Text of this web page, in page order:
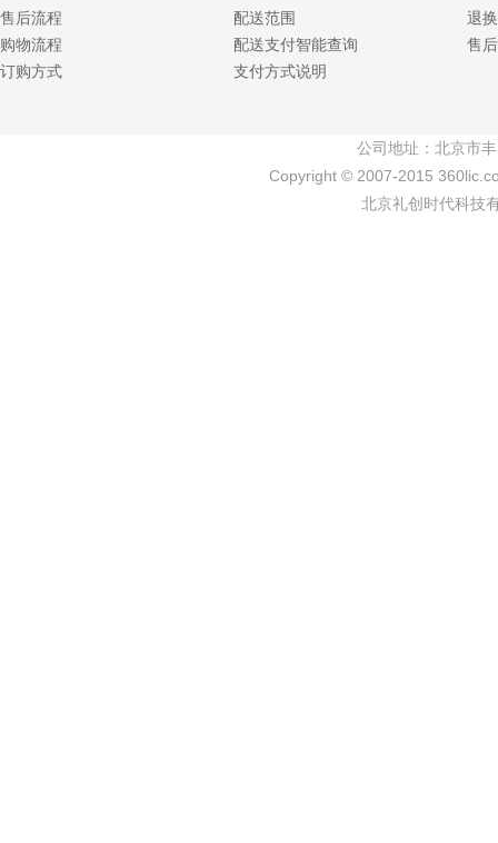
售后流程
购物流程
订购方式
配送范围
配送支付智能查询
支付方式说明
退
售
公司地址：北京市
Copyright © 2007-2015
北京礼创时代科技